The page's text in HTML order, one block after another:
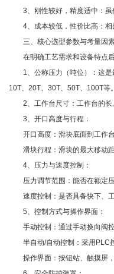
3、刚性较好，精度适中：​虽
4、成本较低，性价比高：​相
三、核心选型参数与考量因
在明确工艺需求和设备特点后
1、公称压力（吨位）：​这是
10T、20T、30T、50T、100T等
2、工作台尺寸：​工作台的长
3、开口高度与行程：
开口高度：​滑块底面到工作台
滑块行程：​滑块的最大移动距
4、压力与速度控制：
压力调节范围：​能否在额定压
速度控制：​是否具备快下、工
5、控制方式与操作界面：
手动控制：​通过手动换向阀控
半自动/自动控制：​采用PLC
操作界面：​按钮站、触摸屏，